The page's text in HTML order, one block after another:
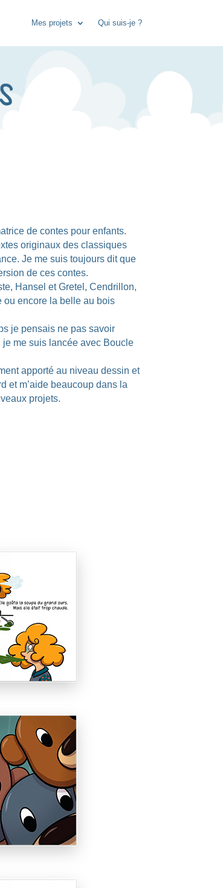
Mes projets Qui suis-je ?
de contes pour enfants.
originaux des classiques
Je me suis toujours dit que
de ces contes.
Hansel et Gretel, Cendrillon,
ou encore la belle au bois
je pensais ne pas savoir
je me suis lancée avec Boucle
apporté au niveau dessin et
et m’aide beaucoup dans la
projets.